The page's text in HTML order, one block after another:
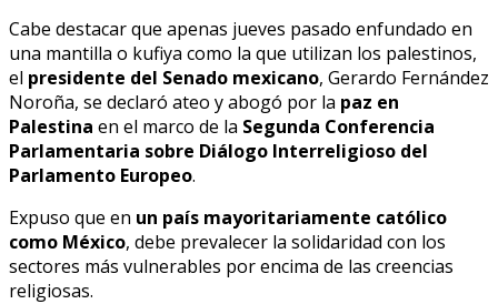
Cabe destacar que apenas jueves pasado enfundado en
una mantilla o kufiya como la que utilizan los palestinos,
el presidente del Senado mexicano, Gerardo Fernández
Noroña, se declaró ateo y abogó por la paz en
Palestina en el marco de la Segunda Conferencia
Parlamentaria sobre Diálogo Interreligioso del
Parlamento Europeo.
Expuso que en un país mayoritariamente católico
como México, debe prevalecer la solidaridad con los
sectores más vulnerables por encima de las creencias
religiosas.